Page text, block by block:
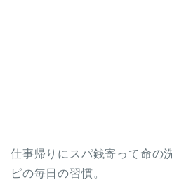
仕事帰りにスパ銭寄って命の
ピの毎日の習慣。